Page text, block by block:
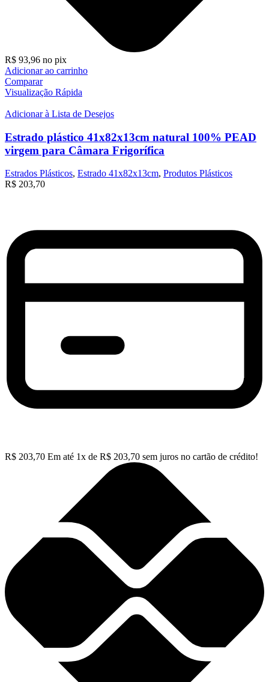
R$ 93,96 no pix
Adicionar ao carrinho
Comparar
Visualização Rápida
Adicionar à Lista de Desejos
Estrado plástico 41x82x13cm natural 100% PEAD
virgem para Câmara Frigorífica
Estrados Plásticos, Estrado 41x82x13cm, Produtos Plásticos
R$ 203,70
R$ 203,70 Em até 1x de R$ 203,70 sem juros no cartão de crédito!